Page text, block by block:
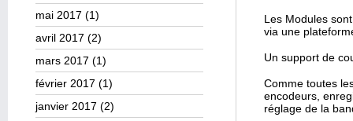
mai 2017 (1)
avril 2017 (2)
mars 2017 (1)
février 2017 (1)
janvier 2017 (2)
Les Modules
via une
Un support de
Comme toutes
encodeurs,
réglage de la